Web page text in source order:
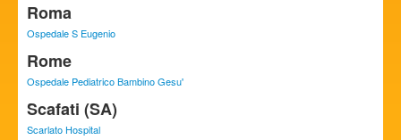
Roma
Ospedale S Eugenio
Rome
Ospedale Pediatrico Bambino Gesu'
Scafati (SA)
Scarlato Hospital